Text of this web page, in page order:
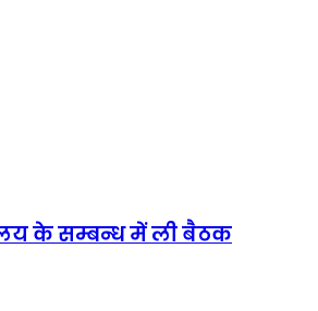
के सम्बन्ध में ली बैठक